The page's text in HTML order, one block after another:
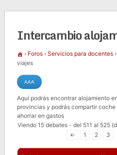
Intercambio
› Foros › Servicios para docentes ›
viajes
Aquí podrás encontrar alojamiento
provincias y podrás compartir
ahorrar en gastos
Viendo 15 debates - del 511 al 525
←
1 2 3